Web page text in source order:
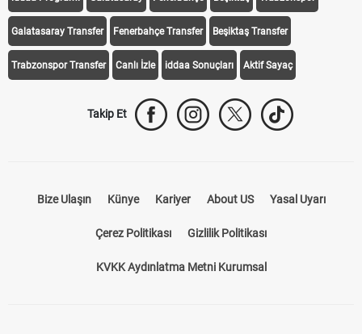
Galatasaray Transfer Fenerbahçe Transfer Beşiktaş Transfer
Trabzonspor Transfer Canlı İzle iddaa Sonuçları Aktif Sayaç
Takip Et
Bize Ulaşın Künye Kariyer About US Yasal Uyarı
Çerez Politikası Gizlilik Politikası
KVKK Aydınlatma Metni Kurumsal